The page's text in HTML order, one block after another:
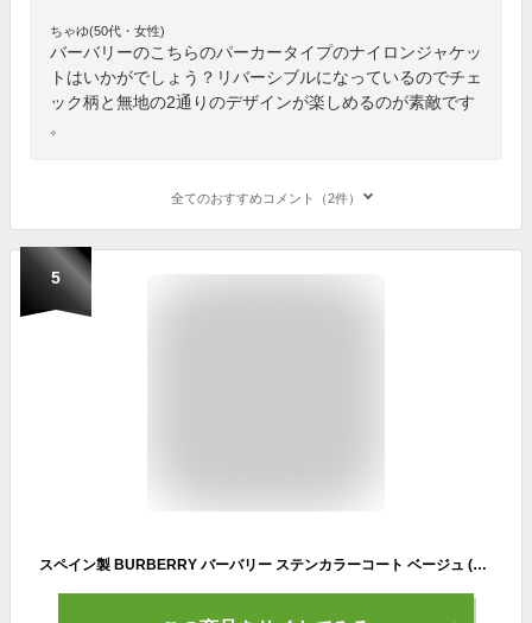
ちゃゆ(50代・女性)
バーバリーのこちらのパーカータイプのナイロンジャケッ
トはいかがでしょう？リバーシブルになっているのでチェ
ック柄と無地の2通りのデザインが楽しめるのが素敵です
。
全てのおすすめコメント（2件）
5
スペイン製 BURBERRY バーバリー ステンカラーコート ベージュ (メンズ 58) P4690